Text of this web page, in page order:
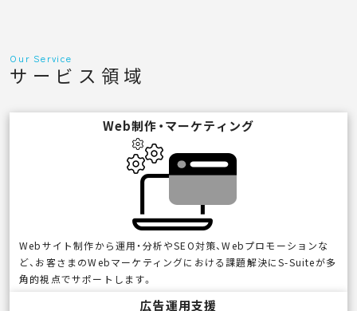
Our Service
サービス領域
Web制作・マーケティング
Webサイト制作から運用・分析やSEO対策、Webプロモーションな
ど、お客さまのWebマーケティングにおける課題解決にS-Suiteが多
角的視点でサポートします。
広告運用支援